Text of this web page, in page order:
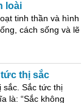
loài
tinh thần và hình
cách sống và lẽ
thị sắc
sắc. Sắc tức thị
là: “Sắc không